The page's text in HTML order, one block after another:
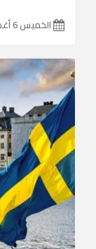
الخميس 6 أغسطس 2026 15:06:00